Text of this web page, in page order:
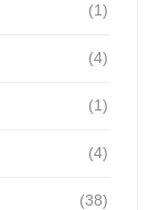
(1)
(4)
(1)
(4)
(38)